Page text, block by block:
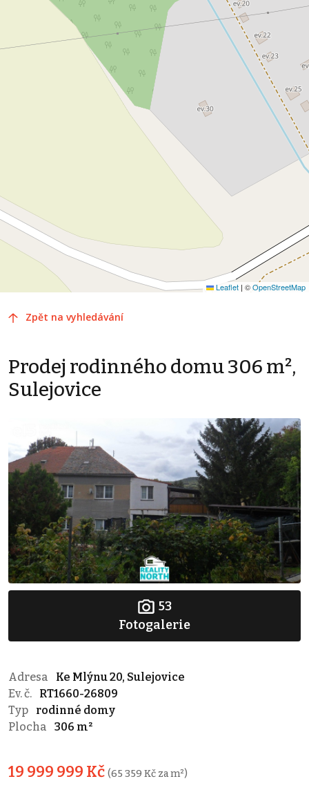
Leaflet | ©OpenStreetMap
Zpět na vyhledávání
Prodej rodinného domu 306 m²,
Sulejovice
53
Fotogalerie
Adresa
Ke Mlýnu 20, Sulejovice
Ev. č.
RT1660-26809
Typ
rodinné domy
Plocha
306 m²
19 999 999 Kč (65 359 Kč za m²)